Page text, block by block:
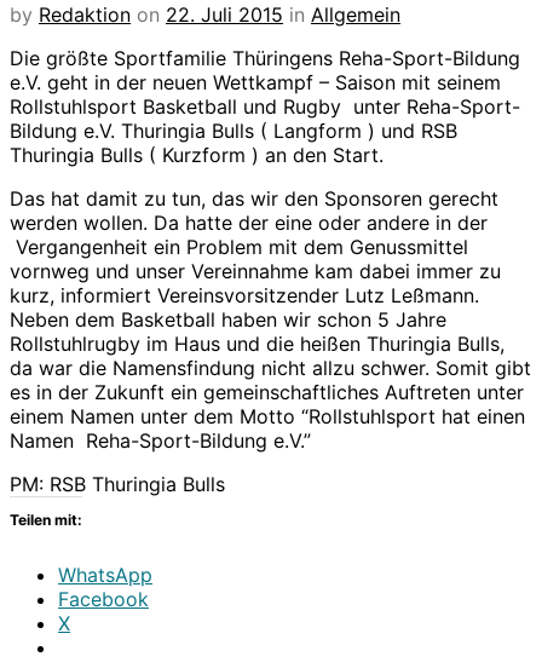
by Redaktion on 22. Juli 2015 in Allgemein
Die größte Sportfamilie Thüringens Reha-Sport-Bildung
e.V. geht in der neuen Wettkampf – Saison mit seinem
Rollstuhlsport Basketball und Rugby unter Reha-Sport-
Bildung e.V. Thuringia Bulls ( Langform ) und RSB
Thuringia Bulls ( Kurzform ) an den Start.
Das hat damit zu tun, das wir den Sponsoren gerecht
werden wollen. Da hatte der eine oder andere in der
Vergangenheit ein Problem mit dem Genussmittel
vornweg und unser Vereinnahme kam dabei immer zu
kurz, informiert Vereinsvorsitzender Lutz Leßmann.
Neben dem Basketball haben wir schon 5 Jahre
Rollstuhlrugby im Haus und die heißen Thuringia Bulls,
da war die Namensfindung nicht allzu schwer. Somit gibt
es in der Zukunft ein gemeinschaftliches Auftreten unter
einem Namen unter dem Motto “Rollstuhlsport hat einen
Namen Reha-Sport-Bildung e.V.”
PM: RSB Thuringia Bulls
Teilen mit:
WhatsApp
Facebook
X